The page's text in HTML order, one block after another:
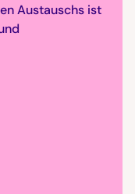
Austauschs ist